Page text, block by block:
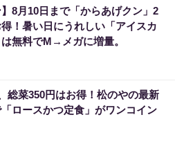
】8月10日まで「からあげクン」2
！暑い日にうれしい「アイスカ
無料でM→メガに増量。
総菜350円はお得！松のやの最新
ロースかつ定食」がワンコイン